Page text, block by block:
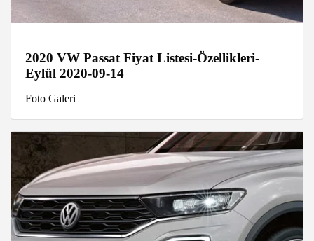
2020 VW Passat Fiyat Listesi-Özellikleri-
Eylül 2020-09-14
Foto Galeri